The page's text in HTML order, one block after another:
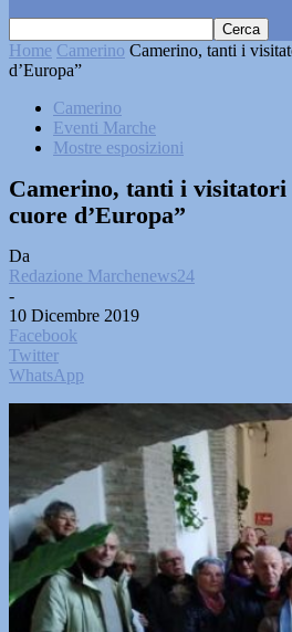
Home Camerino Camerino, tanti i
d’Europa”
Camerino
Eventi Marche
Mostre esposizioni
Camerino, tanti i
cuore d’Europa”
Da
Redazione Marchenews24
-
10 Dicembre 2019
Facebook
Twitter
WhatsApp